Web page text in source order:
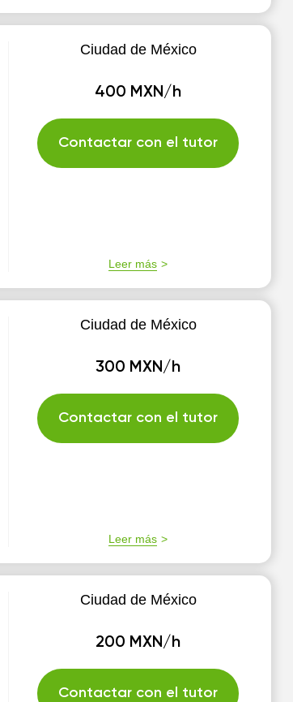
Ciudad de México
400 MXN/h
Contactar con el tutor
Leer más
Ciudad de México
300 MXN/h
Contactar con el tutor
Leer más
Ciudad de México
200 MXN/h
Contactar con el tutor